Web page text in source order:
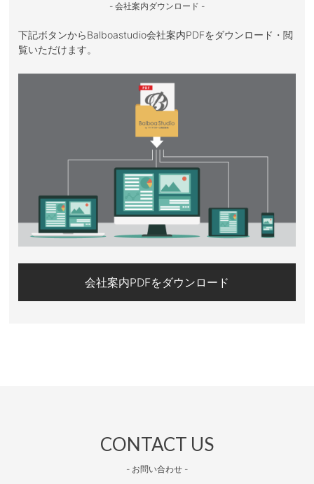
- 会社案内ダウンロード -
下記ボタンからBalboastudio会社案内PDFをダウンロード・閲
覧いただけます。
会社案内PDFをダウンロード
CONTACT US
- お問い合わせ -